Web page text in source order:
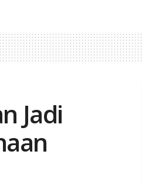
Jadi